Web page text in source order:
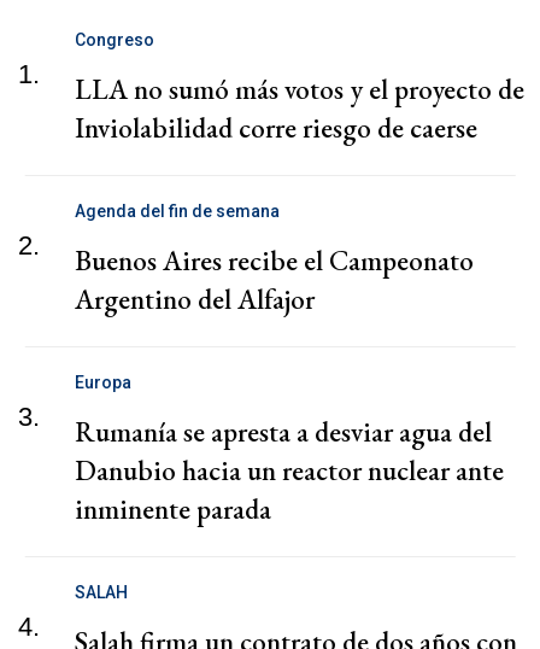
1.
Congreso
LLA no sumó más votos y el proyecto de
Inviolabilidad corre riesgo de caerse
2.
Agenda del fin de semana
Buenos Aires recibe el Campeonato
Argentino del Alfajor
3.
Europa
Rumanía se apresta a desviar agua del
Danubio hacia un reactor nuclear ante
inminente parada
4.
SALAH
Salah firma un contrato de dos años con